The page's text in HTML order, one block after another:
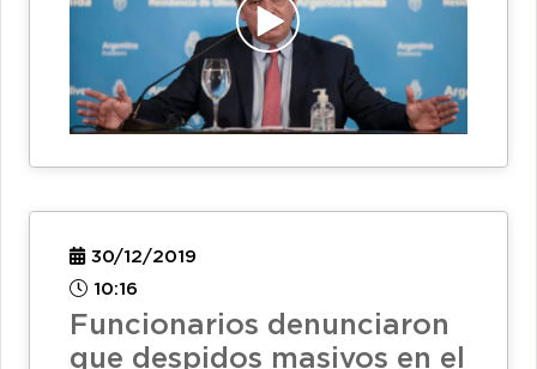
30/12/2019
10:16
Funcionarios denunciaron
que despidos masivos en el